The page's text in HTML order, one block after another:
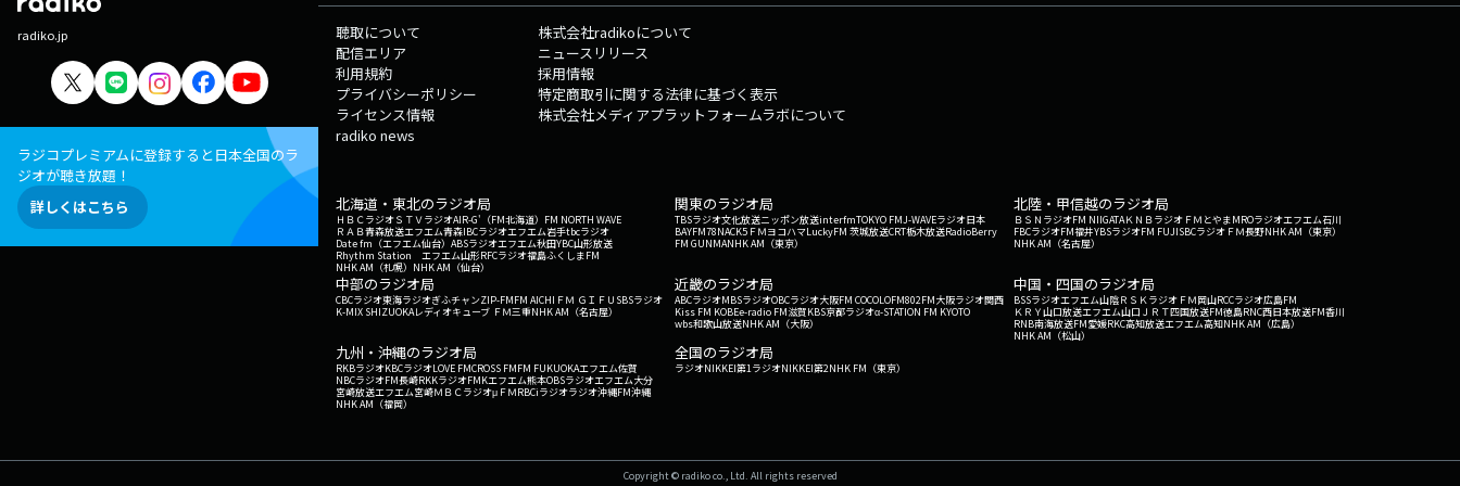
radiko.jp
ラジコプレミアムに登録すると日本全国のラ
ジオが聴き放題！
詳しくはこちら
聴取について
配信エリア
利用規約
プライバシーポリシー
ライセンス情報
radiko news
株式会社radikoについて
ニュースリリース
採用情報
特定商取引に関する法律に基づく表示
株式会社メディアプラットフォームラボについて
北海道・東北のラジオ局
ＨＢＣラジオＳＴＶラジオAIR-G'（FM北海道） FM NORTH WAVE
ＲＡＢ青森放送エフエム青森IBCラジオエフエム岩手tbcラジオ
Date fm（エフエム仙台） ABSラジオエフエム秋田YBC山形放送
Rhythm Station エフエム山形RFCラジオ福島ふくしまFM
NHK AM（札幌） NHK AM（仙台）
関東のラジオ局
TBSラジオ文化放送ニッポン放送interfmTOKYO FMJ-WAVEラジオ日本
BAYFM78NACK5 ＦＭヨコハマLuckyFM 茨城放送CRT栃木放送RadioBerry
FM GUNMANHK AM（東京）
北陸・甲信越のラジオ局
ＢＳＮラジオFM NIIGATAＫＮＢラジオ ＦＭとやまMROラジオエフエム石川
FBCラジオFM福井YBSラジオFM FUJISBCラジオ ＦＭ長野NHK AM（東京）
NHK AM（名古屋）
中部のラジオ局
CBCラジオ東海ラジオぎふチャンZIP-FMFM AICHI ＦＭ ＧＩＦＵ SBSラジオ
K-MIX SHIZUOKAレディオキューブ ＦＭ三重NHK AM（名古屋）
近畿のラジオ局
ABCラジオMBSラジオOBCラジオ大阪FM COCOLOFM802FM大阪ラジオ関西
Kiss FM KOBEe-radio FM滋賀KBS京都ラジオα-STATION FM KYOTO
wbs和歌山放送NHK AM（大阪）
中国・四国のラジオ局
BSSラジオエフエム山陰ＲＳＫラジオ ＦＭ岡山RCCラジオ広島FM
ＫＲＹ山口放送エフエム山口 ＪＲＴ四国放送FM徳島RNC西日本放送FM香川
RNB南海放送FM愛媛RKC高知放送エフエム高知NHK AM（広島）
NHK AM（松山）
九州・沖縄のラジオ局
RKBラジオKBCラジオLOVE FMCROSS FMFM FUKUOKAエフエム佐賀
NBCラジオFM長崎RKKラジオFMKエフエム熊本OBSラジオエフエム大分
宮崎放送エフエム宮崎ＭＢＣラジオμＦＭRBCiラジオラジオ沖縄FM沖縄
NHK AM（福岡）
全国のラジオ局
ラジオNIKKEI第1ラジオNIKKEI第2NHK FM（東京）
Copyright © radiko co., Ltd. All rights reserved